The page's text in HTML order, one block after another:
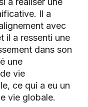
Il a
avec
il a ressenti une
dans son
une
vie
ce qui a eu un
vie globale.